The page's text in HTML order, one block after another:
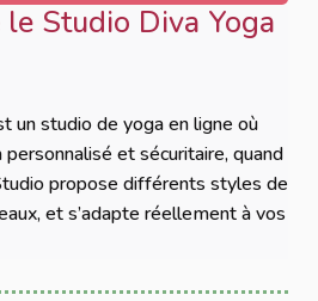
le Studio Diva Yoga
un studio de yoga en ligne où
et sécuritaire, quand
propose différents styles de
et s’adapte réellement à vos